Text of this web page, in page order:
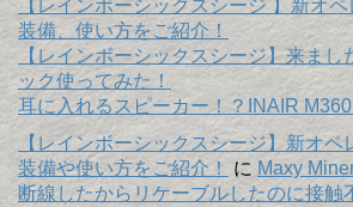
【レインボーシックスシージ 】新オ
装備、使い方をご紹介！
【レインボーシックスシージ】来まし
ック使ってみた！
耳に入れるスピーカー！？INAIR
【レインボーシックスシージ】新オ
装備や使い方をご紹介！
に Maxy
断線したからリケーブルしたのに接